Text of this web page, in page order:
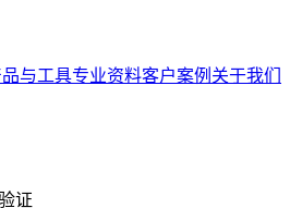
品与工具专业资料客户案例 关于我们
证